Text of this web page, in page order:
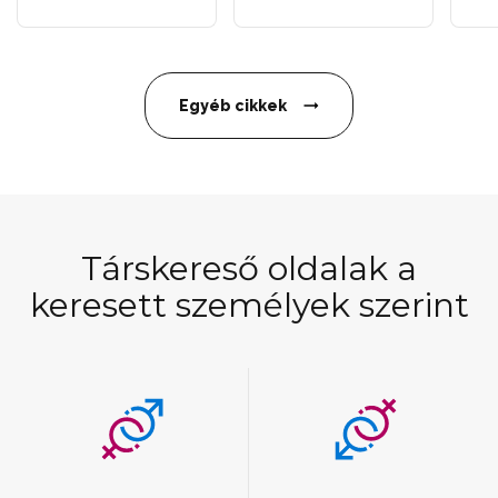
Egyéb cikkek
Társkereső oldalak a
keresett személyek szerint